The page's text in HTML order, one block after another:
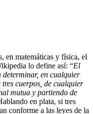
en matemáticas y física, el
lo define así: “El
determinar, en cualquier
tres cuerpos, de cualquier
mutua y partiendo de
en plata, si tres
conforme a las leyes de la